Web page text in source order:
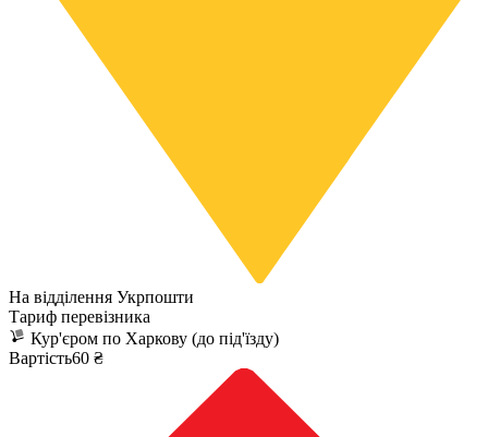
На відділення Укрпошти
Тариф перевізника
Кур'єром по Харкову (до під'їзду)
Вартість60 ₴